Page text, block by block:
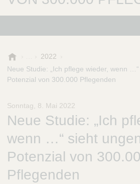
B
u
n
S
i
f
2022
Neue Studie: „Ich pflege wieder, wenn
Potenzial von 300.000 Pflegenden
Sonntag, 8. Mai 2022
Neue Studie: „Ich
wenn …“ sieht
Potenzial von
Pflegenden